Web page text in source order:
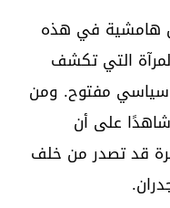
هامشية في هذه
التي تكشف
سياسي مفتوح. ومن
على أن
قد تصدر من خلف